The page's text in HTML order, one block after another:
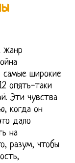
жанр
самые широкие
опять-таки
Эти чувства
когда он
дало
на
разум, чтобы